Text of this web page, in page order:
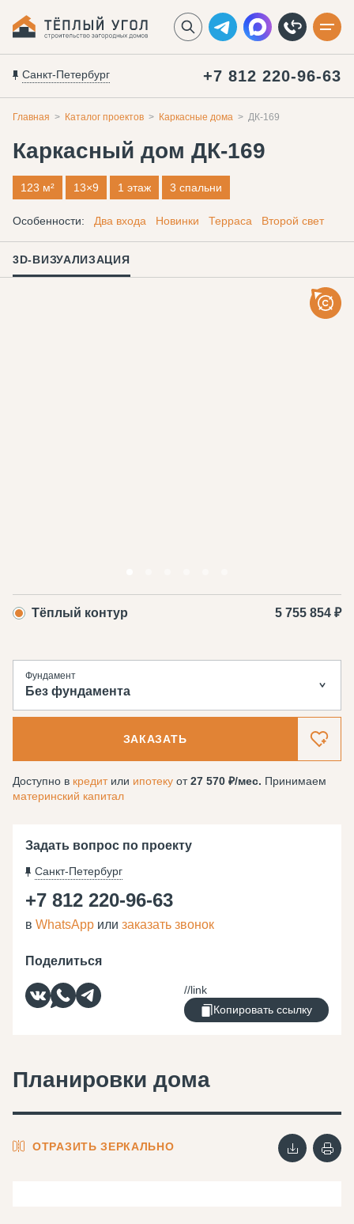
Санкт-Петербург +7 812 220-96-63
Главная Каталог проектов Каркасные дома ДК-169
Каркасный дом ДК-169
123 м² 13×9 1 этаж 3 спальни
Особенности: Два входа Новинки Терраса Второй свет
3D-ВИЗУАЛИЗАЦИЯ
Тёплый контур 5 755 854 ₽
Фундамент
Без фундамента
ЗАКАЗАТЬ
Доступно в кредитили ипотеку от27 570 /мес. Принимаем
материнский капитал
Задать вопрос по проекту
Санкт-Петербург
+7 812 220-96-63
в WhatsApp или заказать звонок
Поделиться
Копировать ссылку
Планировки дома
ОТРАЗИТЬ ЗЕРКАЛЬНО